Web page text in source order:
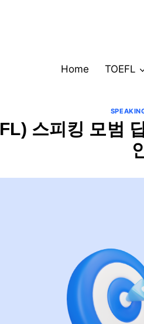
Home TOEFL
스피킹 모범